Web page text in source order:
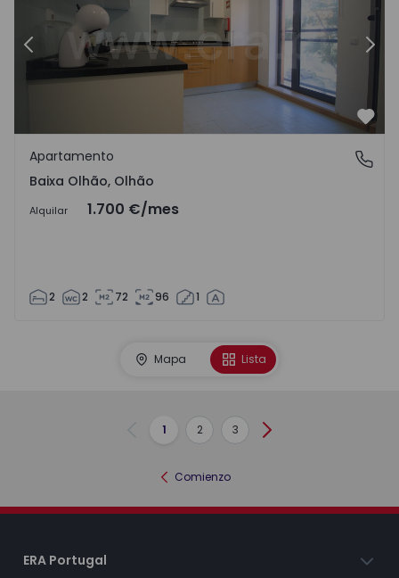
Anterior
Baixa Olhão, Olhão
Apartamento
Baixa Olhão, Olhão
Alquilar 1.700 €/mes
2 2 72 96 1
Mapa Lista
Anterior
1 2 3 Siguiente
Comienzo
ERA Portugal